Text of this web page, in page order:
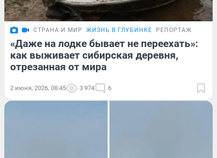
СТРАНА И МИР ЖИЗНЬ В ГЛУБИНКЕ РЕПОРТАЖ
«Даже на лодке бывает не переехать»:
как выживает сибирская деревня,
отрезанная от мира
2 июня, 2026, 08:45 3 974 6